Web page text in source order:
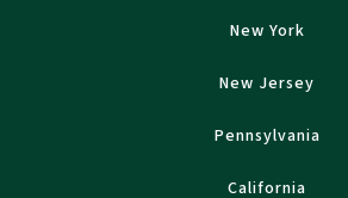
New York
New Jersey
Pennsylvania
California